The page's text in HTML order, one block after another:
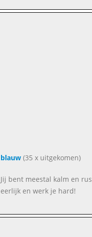
blauw(35 x uitgekomen)
Jij bent meestal kalm en
eerlijk en werk je hard!